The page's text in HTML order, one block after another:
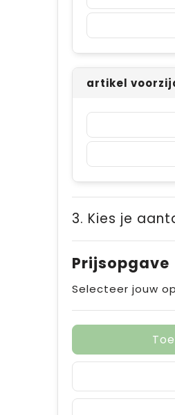
artikel
3. Kies je
Prijsopgave
Selecteer jouw